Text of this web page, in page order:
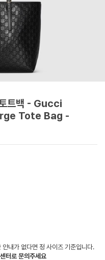
트백 - Gucci
Tote Bag -
내가 없다면 정 사이즈 기준입니다.
터로 문의주세요